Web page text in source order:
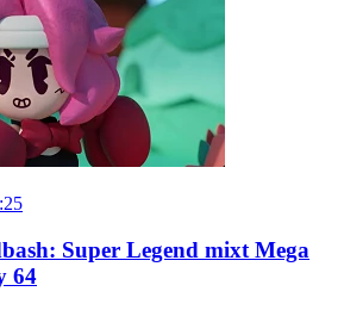
Super Legend mixt Mega
64